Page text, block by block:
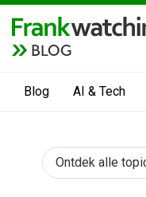
BLOG
Blog AI & Tech
Ontdek alle